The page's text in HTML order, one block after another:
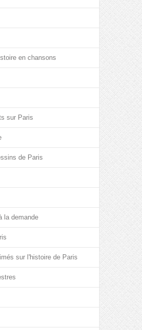
en chansons
sur Paris
de Paris
la demande
sur l'histoire de Paris